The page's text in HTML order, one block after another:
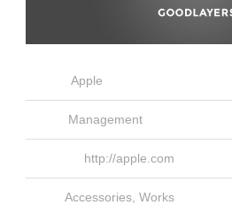
Apple
Management
http://apple.com
Accessories Works